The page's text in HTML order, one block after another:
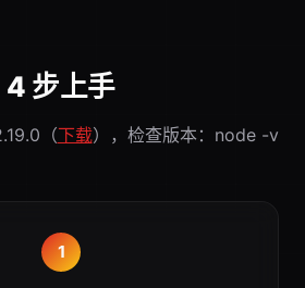
4 步上手
（下载），检查版本：node -v
1